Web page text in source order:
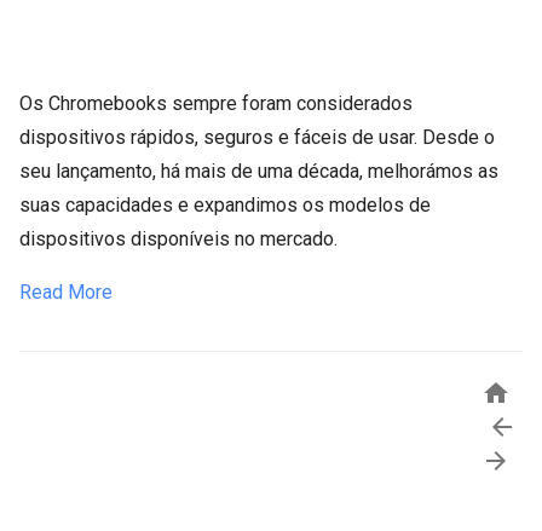
Os Chromebooks sempre foram considerados
dispositivos rápidos, seguros e fáceis de usar. Desde o
seu lançamento, há mais de uma década, melhorámos as
suas capacidades e expandimos os modelos de
dispositivos disponíveis no mercado.
Read More


